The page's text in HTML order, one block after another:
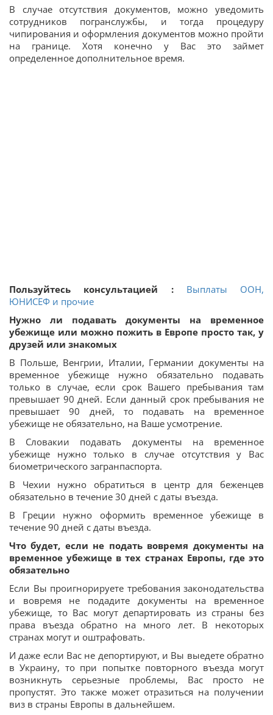
В случае отсутствия документов, можно уведомить
сотрудников погранслужбы, и тогда процедуру
чипирования и оформления документов можно пройти
на границе. Хотя конечно у Вас это займет
определенное дополнительное время.
Пользуйтесь консультацией : Выплаты ООН,
ЮНИСЕФ и прочие
Нужно ли подавать документы на временное
убежище или можно пожить в Европе просто так, у
друзей или знакомых
В Польше, Венгрии, Италии, Германии документы на
временное убежище нужно обязательно подавать
только в случае, если срок Вашего пребывания там
превышает 90 дней. Если данный срок пребывания не
превышает 90 дней, то подавать на временное
убежище не обязательно, на Ваше усмотрение.
В Словакии подавать документы на временное
убежище нужно только в случае отсутствия у Вас
биометрического загранпаспорта.
В Чехии нужно обратиться в центр для беженцев
обязательно в течение 30 дней с даты въезда.
В Греции нужно оформить временное убежище в
течение 90 дней с даты въезда.
Что будет, если не подать вовремя документы на
временное убежище в тех странах Европы, где это
обязательно
Если Вы проигнорируете требования законодательства
и вовремя не подадите документы на временное
убежище, то Вас могут департировать из страны без
права въезда обратно на много лет. В некоторых
странах могут и оштрафовать.
И даже если Вас не депортируют, и Вы выедете обратно
в Украину, то при попытке повторного въезда могут
возникнуть серьезные проблемы, Вас просто не
пропустят. Это также может отразиться на получении
виз в страны Европы в дальнейшем.